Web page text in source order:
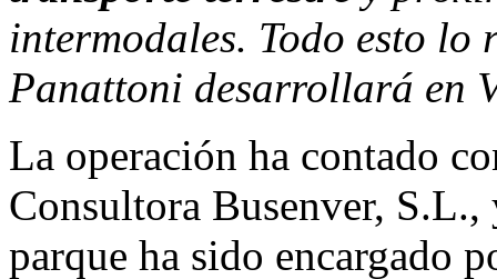
intermodales. Todo esto
Panattoni desarrollará en
La operación ha contado
Consultora Busenver,
parque ha sido encargado